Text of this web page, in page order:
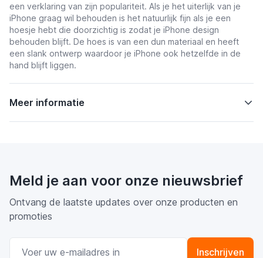
een verklaring van zijn populariteit. Als je het uiterlijk van je
iPhone graag wil behouden is het natuurlijk fijn als je een
hoesje hebt die doorzichtig is zodat je iPhone design
behouden blijft. De hoes is van een dun materiaal en heeft
een slank ontwerp waardoor je iPhone ook hetzelfde in de
hand blijft liggen.
Meer informatie
Meld je aan voor onze nieuwsbrief
Ontvang de laatste updates over onze producten en
promoties
Inschrijven